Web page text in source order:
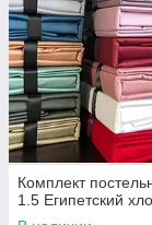
Комплект
1.5 Египетский